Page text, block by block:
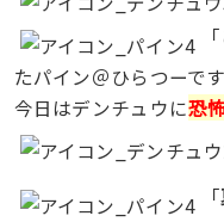
たパイン＠ひらつーで
今日はデンチュウに恐
「